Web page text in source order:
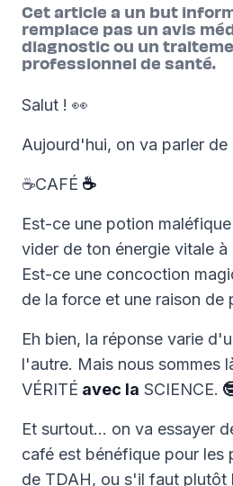
Cet article a un but
remplace pas un avis
diagnostic ou un
professionnel de santé.
Salut ! 👀
Aujourd'hui, on va parler de
☕CAFÉ ☕
Est-ce une potion
vider de ton énergie vitale à
Est-ce une concoction
de la force et une raison de
Eh bien, la réponse varie
l'autre. Mais nous sommes
VÉRITÉ avec la SCIENCE.
Et surtout… on va essayer
café est bénéfique pour les
de TDAH, ou s'il faut plutôt